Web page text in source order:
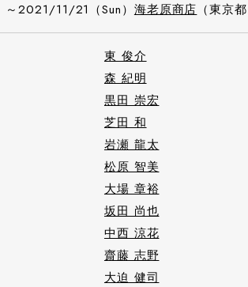
2021/11/21（Sun） 海老原商店 （東京都
東 俊介
森 紀明
黒田 崇宏
芝田 和
岩瀬 龍太
松原 智美
大場 章裕
坂田 尚也
中西 涼花
齋藤 志野
大迫 健司